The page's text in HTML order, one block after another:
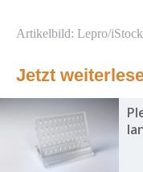
Artikelbild: Lepro/
Jetzt